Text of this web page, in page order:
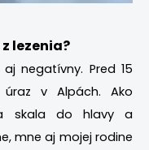
lezenia?
negatívny. Pred 15
v Alpách. Ako
skala do hlavy a
mne aj mojej rodine